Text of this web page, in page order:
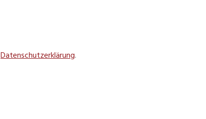
Datenschutzerklärung.